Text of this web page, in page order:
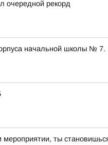
очередной рекорд
начальной школы №
ты